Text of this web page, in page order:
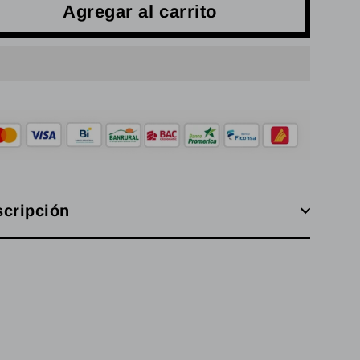
Agregar al carrito